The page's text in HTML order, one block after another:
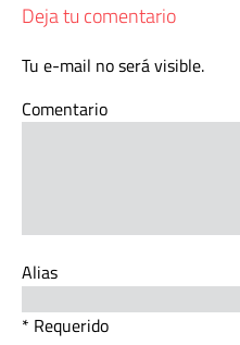
Deja tu comentario
Tu e-mail no será visible.
Comentario
Alias
* Requerido